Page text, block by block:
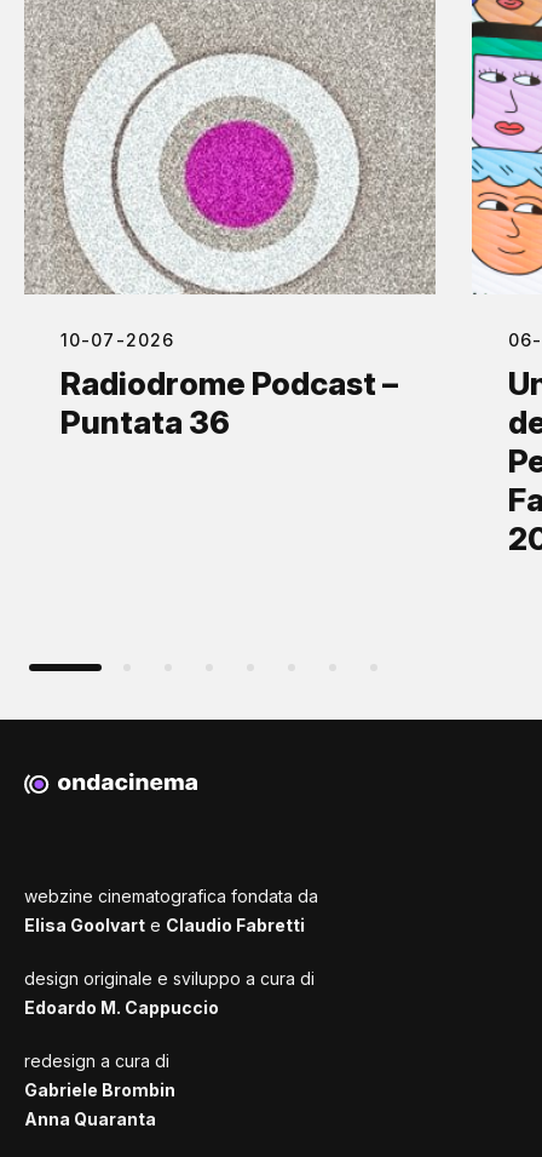
10-07-2026
Radiodrome Podcast –
Puntata 36
webzine cinematografica fondata da
Elisa Goolvart e Claudio Fabretti
design originale e sviluppo a cura di
Edoardo M. Cappuccio
redesign a cura di
Gabriele Brombin
Anna Quaranta